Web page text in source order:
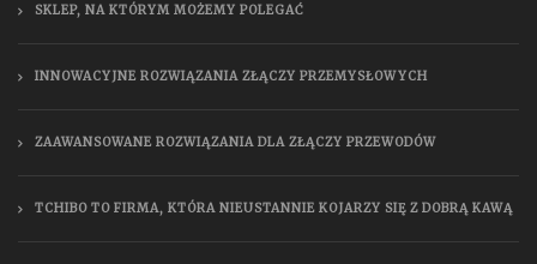
SKLEP, NA KTÓRYM MOŻEMY POLEGAĆ
INNOWACYJNE ROZWIĄZANIA ZŁĄCZY PRZEMYSŁOWYCH
ZAAWANSOWANE ROZWIĄZANIA DLA ZŁĄCZY PRZEWODÓW
TCHIBO TO FIRMA, KTÓRA NIEUSTANNIE KOJARZY SIĘ Z DOBRĄ KAWĄ